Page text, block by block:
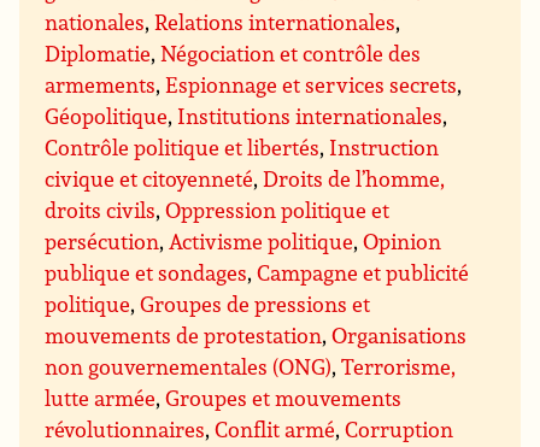
nationales,Relations internationales,
Diplomatie,Négociation et contrôle des
armements,Espionnage et services secrets,
Géopolitique, Institutions internationales,
Contrôle politique et libertés, Instruction
civique et citoyenneté,Droits de l’homme,
droits civils,Oppression politique et
persécution,Activisme politique,Opinion
publique et sondages,Campagne et publicité
politique,Groupes de pressions et
mouvements de protestation,Organisations
non gouvernementales (ONG),Terrorisme,
lutte armée,Groupes et mouvements
révolutionnaires,Conflit armé,Corruption